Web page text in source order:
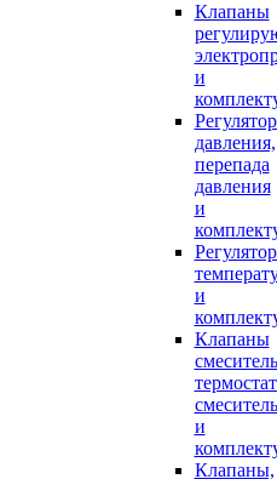
Клапаны
и
давления,
перепада
давления
и
и
Клапаны
и
Клапаны,